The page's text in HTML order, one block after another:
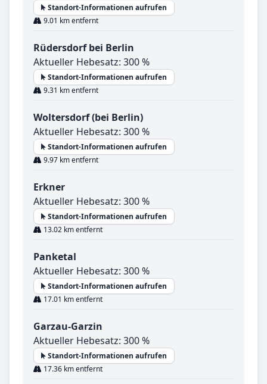
Standort-Informationen aufrufen
9.01 km entfernt
Rüdersdorf bei Berlin
Aktueller Hebesatz: 300 %
Standort-Informationen aufrufen
9.31 km entfernt
Woltersdorf (bei Berlin)
Aktueller Hebesatz: 300 %
Standort-Informationen aufrufen
9.97 km entfernt
Erkner
Aktueller Hebesatz: 300 %
Standort-Informationen aufrufen
13.02 km entfernt
Panketal
Aktueller Hebesatz: 300 %
Standort-Informationen aufrufen
17.01 km entfernt
Garzau-Garzin
Aktueller Hebesatz: 300 %
Standort-Informationen aufrufen
17.36 km entfernt